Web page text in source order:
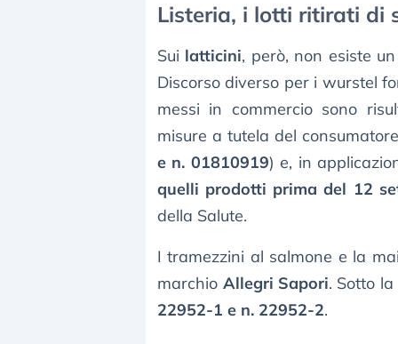
Listeria, i lotti ritirati di
Sui latticini, però, non esiste
Discorso diverso per i wurstel
messi in commercio sono
misure a tutela del
e n. 01810919) e, in
quelli prodotti prima del 12
della Salute.
I tramezzini al salmone e la
marchio Allegri Sapori. Sotto
22952-1 e n. 22952-2.